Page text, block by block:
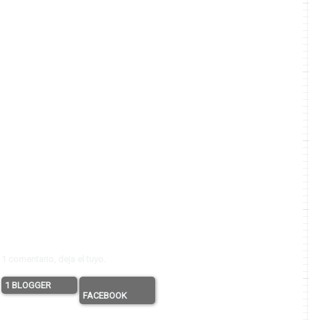
1 BLOGGER
FACEBOOK